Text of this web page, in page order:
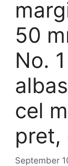
50
No.
cel
pret,
September